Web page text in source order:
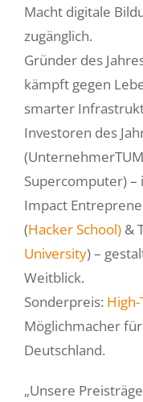
Macht digitale
zugänglich.
Gründer des
kämpft gegen
smarter
Investoren des
Supercomputer)
Impact
(Hacker School) &
University) –
Weitblick.
Sonderpreis:
Möglichmacher
Deutschland.
„Unsere